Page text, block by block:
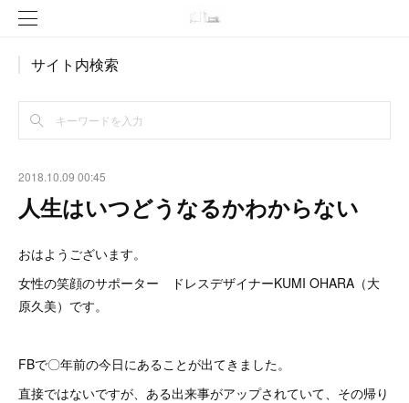
サイト内検索
2018.10.09 00:45
人生はいつどうなるかわからない
おはようございます。
女性の笑顔のサポーター ドレスデザイナーKUMI OHARA（大
原久美）です。
FBで〇年前の今日にあることが出てきました。
直接ではないですが、ある出来事がアップされていて、その帰り